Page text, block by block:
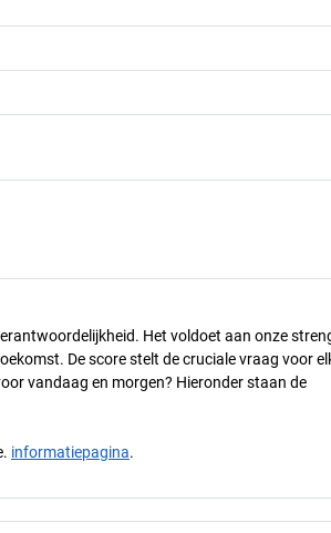
Het voldoet aan onze
De score stelt de cruciale vraag voor
vandaag en morgen? Hieronder staan de
informatiepagina.